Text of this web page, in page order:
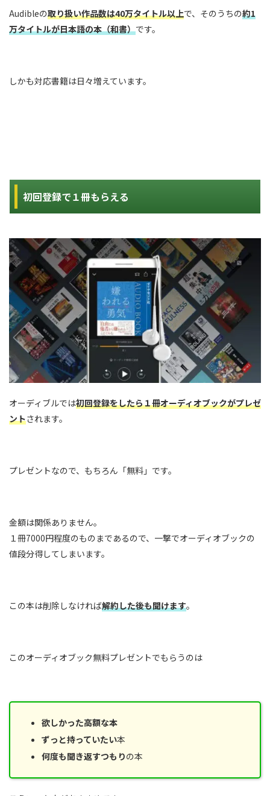
Audibleの取り扱い作品数は40万タイトル以上で、そのうちの約1
万タイトルが日本語の本（和書）です。
しかも対応書籍は日々増えています。
初回登録で１冊もらえる
オーディブルでは初回登録をしたら１冊オーディオブックがプレゼ
ントされます。
プレゼントなので、もちろん「無料」です。
金額は関係ありません。
１冊7000円程度のものまであるので、一撃でオーディオブックの
値段分得してしまいます。
この本は削除しなければ解約した後も聞けます。
このオーディオブック無料プレゼントでもらうのは
欲しかった高額な本
ずっと持っていたい本
何度も聞き返すつもりの本